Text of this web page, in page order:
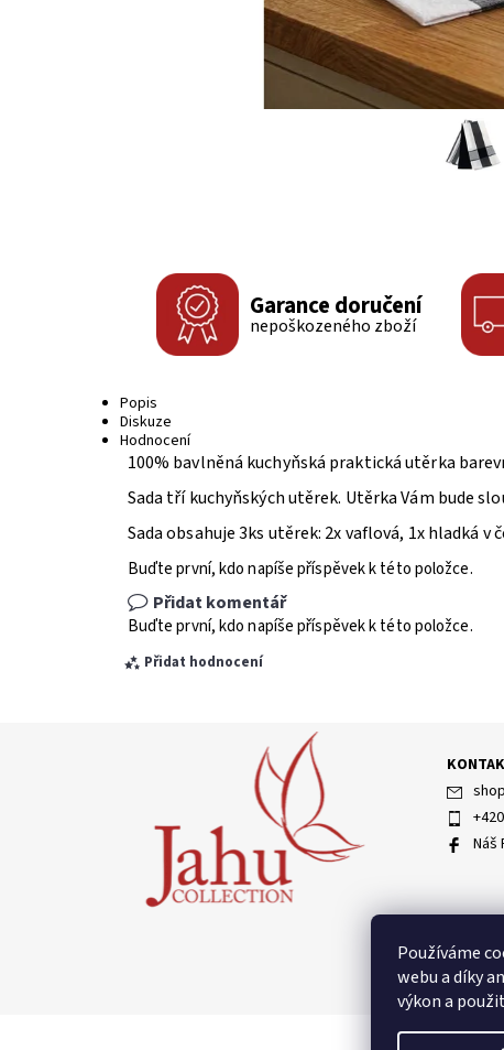
Garance doručení
nepoškozeného zboží
Popis
Diskuze
Hodnocení
100% bavlněná kuchyňská praktická utěrka
Sada tří kuchyňských utěrek. Utěrka Vám bude
Sada obsahuje 3ks utěrek: 2x vaflová, 1x hladká
Buďte první, kdo napíše příspěvek k této položce.
Přidat komentář
Buďte první, kdo napíše příspěvek k této položce.
Přidat hodnocení
podmínkami
shop
Náš
Používáme
webu a díky
výkon a